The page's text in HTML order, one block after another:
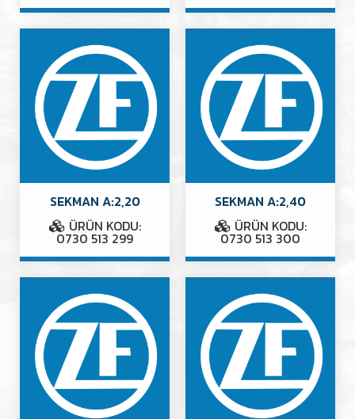
SEKMAN A:2,20
ÜRÜN KODU:
0730 513 299
SEKMAN A:2,40
ÜRÜN KODU:
0730 513 300